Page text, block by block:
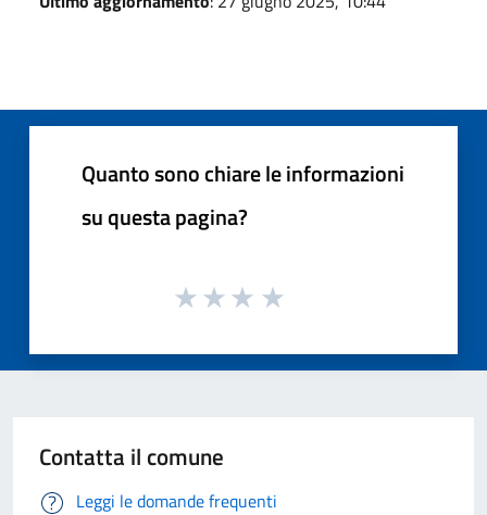
Quanto sono chiare le informazioni
su questa pagina?
Contatta il comune
Leggi le domande frequenti